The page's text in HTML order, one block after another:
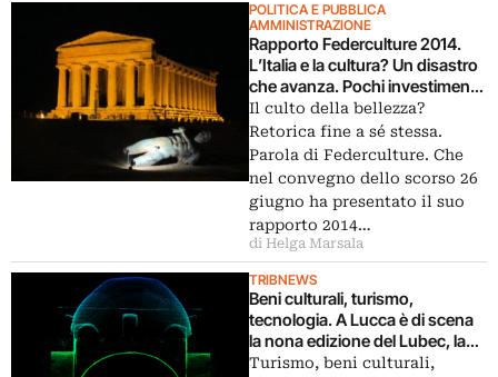
POLITICA E PUBBLICA
AMMINISTRAZIONE
Rapporto Federculture 2014.
L’Italia e la cultura? Un disastro
che avanza. Pochi investimenti,
zero strategie, pubblico
disattento. Renzi, Giannini,
Franceschini: serve più
coraggio
Il culto della bellezza?
Retorica fine a sé stessa.
Parola di Federculture. Che
nel convegno dello scorso 26
giugno ha presentato il suo
rapporto 2014…
di Helga Marsala
TRIBNEWS
Beni culturali, turismo,
tecnologia. A Lucca è di scena
la nona edizione del Lubec, la
tre giorni dedicata all’Italia dello
Turismo, beni culturali,